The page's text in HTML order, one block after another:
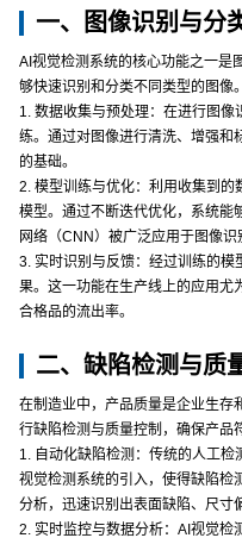
一、图像识别与分
AI视觉检测系统的核心功能之一是
够快速识别和分类不同类型的图像
1. 数据收集与预处理：在进行图像
练。通过对图像进行清洗、增强和
的基础。
2. 模型训练与优化：利用收集到的
模型。通过不断迭代优化，系统能
网络（CNN）被广泛应用于图像识
3. 实时识别与反馈：经过训练的
果。这一功能在生产线上的应用尤
合格品的流出率。
二、缺陷检测与质
在制造业中，产品质量是企业生存
行缺陷检测与质量控制，确保产品
1. 自动化缺陷检测：传统的人工检
视觉检测系统的引入，使得缺陷检
分析，迅速识别出表面缺陷、尺寸
2. 实时监控与数据分析：AI视觉检